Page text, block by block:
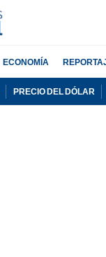
ECONOMÍA
PRECIO DEL DÓLAR